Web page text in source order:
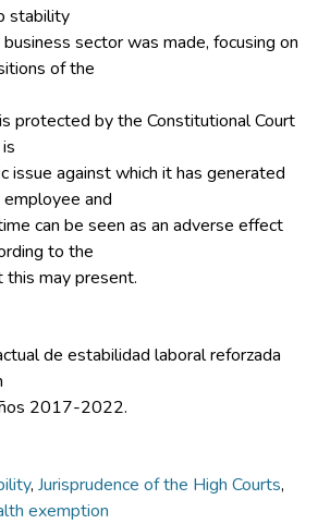
stability
sector was made, focusing on
of the
protected by the Constitutional Court
issue against which it has generated
and
can be seen as an adverse effect
to the
this may present.
de estabilidad laboral reforzada
2017-2022.
, Jurisprudence of the High Courts,
exemption